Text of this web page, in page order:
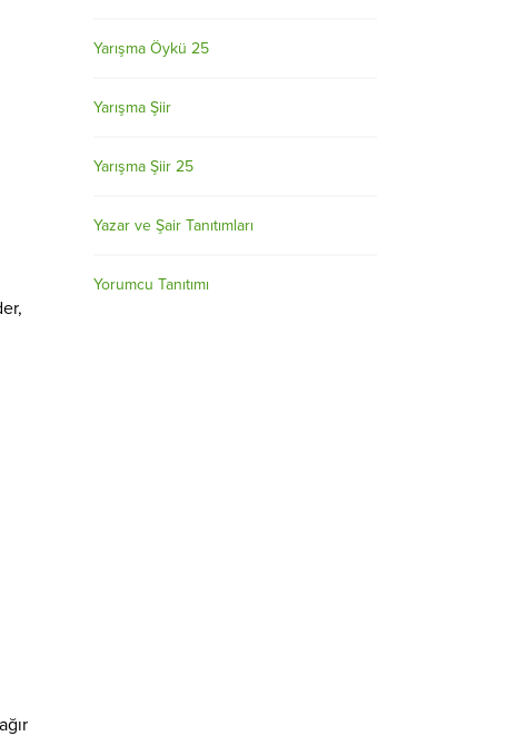
Yarışma Öykü 25
Yarışma Şiir
Yarışma Şiir 25
Yazar ve Şair Tanıtımları
Yorumcu Tanıtımı